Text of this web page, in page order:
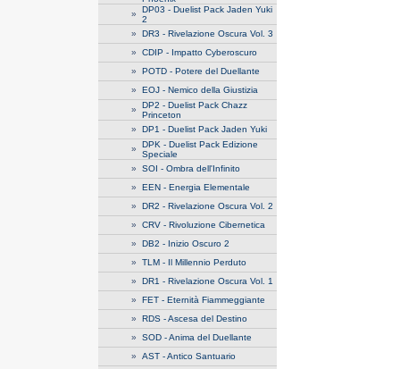
» DP03 - Duelist Pack Jaden Yuki
2
» DR3 - Rivelazione Oscura Vol. 3
» CDIP - Impatto Cyberoscuro
» POTD - Potere del Duellante
» EOJ - Nemico della Giustizia
» DP2 - Duelist Pack Chazz
Princeton
» DP1 - Duelist Pack Jaden Yuki
» DPK - Duelist Pack Edizione
Speciale
» SOI - Ombra dell'Infinito
» EEN - Energia Elementale
» DR2 - Rivelazione Oscura Vol. 2
» CRV - Rivoluzione Cibernetica
» DB2 - Inizio Oscuro 2
» TLM - Il Millennio Perduto
» DR1 - Rivelazione Oscura Vol. 1
» FET - Eternità Fiammeggiante
» RDS - Ascesa del Destino
» SOD - Anima del Duellante
» AST - Antico Santuario